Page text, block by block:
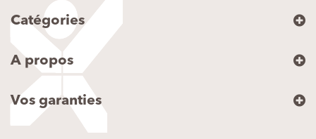
Catégories
A propos
Vos garanties